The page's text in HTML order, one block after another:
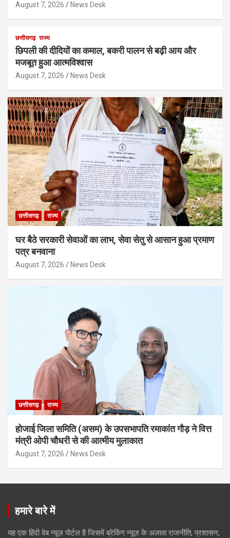
August 7, 2026 News Desk
छत्तीसगढ़ राज्य
छिपली की दीदियों का कमाल, बकरी पालन से बढ़ी आय और
मजबूत हुआ आत्मविश्वास
August 7, 2026 News Desk
छत्तीसगढ़ राज्य
घर बैठे सरकारी सेवाओं का लाभ, सेवा सेतु से आसान हुआ प्रमाण
पत्र बनवाना
August 7, 2026 News Desk
छत्तीसगढ़ राज्य
होजाई जिला समिति (असम) के उपसभापति रमाकांत गौड़ ने वित्त
मंत्री ओपी चौधरी से की आत्मीय मुलाकात
August 7, 2026 News Desk
हमारे बारे में
यह एक हिंदी वेब न्यूज़ पोर्टल है जिसमें ब्रेकिंग न्यूज़ के अलावा राजनीति, प्रशासन,